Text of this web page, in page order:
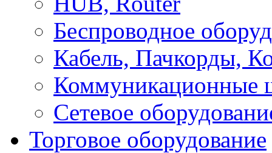
Беспроводное
Кабель, Пачкорды,
Коммуникационные
Сетевое
Торговое оборудование